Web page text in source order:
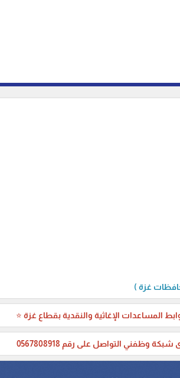
غزة )
المساعدات الإغاثية والنقدية بقطاع غزة ⭐
وظفني التواصل على رقم 0567808918